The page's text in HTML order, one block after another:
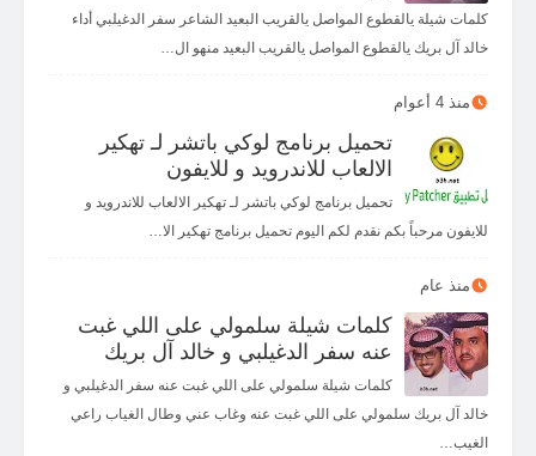
كلمات شيلة يالقطوع المواصل يالقريب البعيد الشاعر سفر الدغيلبي أداء
خالد آل بريك يالقطوع المواصل يالقريب البعيد منهو ال…
منذ 4 أعوام
تحميل برنامج لوكي باتشر لـ تهكير
الالعاب للاندرويد و للايفون
تحميل برنامج لوكي باتشر لـ تهكير الالعاب للاندرويد و
للايفون مرحباً بكم نقدم لكم اليوم تحميل برنامج تهكير الا…
منذ عام
كلمات شيلة سلمولي على اللي غبت
عنه سفر الدغيلبي و خالد آل بريك
كلمات شيلة سلمولي على اللي غبت عنه سفر الدغيلبي و
خالد آل بريك سلمولي على اللي غبت عنه وغاب عني وطال الغياب راعي
الغيب…